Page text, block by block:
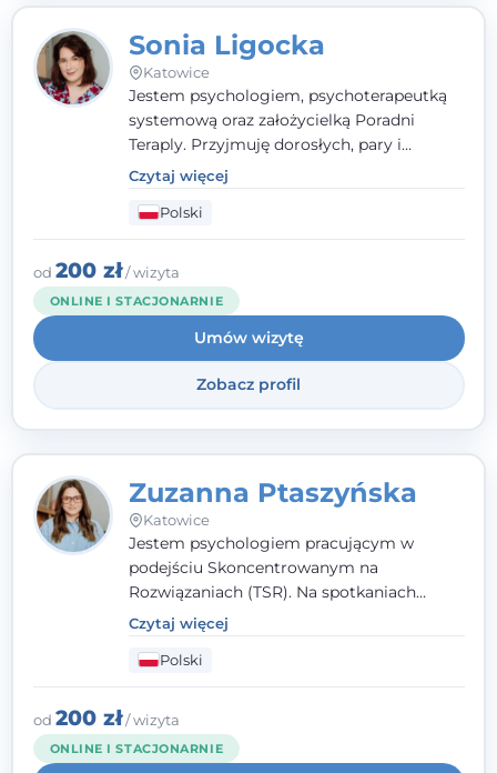
Sonia Ligocka
Katowice
Jestem psychologiem, psychoterapeutką
systemową oraz założycielką Poradni
Teraply. Przyjmuję dorosłych, pary i
rodziny, dobierając metody do
indywidualnych zasobów pacjenta. Wierzę
w drzemiące w Tobie zasoby, które
pozwolą Ci wyjść z kryzysu - a jeśli jeszcze
ich nie widzisz, pomogę Ci je odsłonić.
Czytaj więcej
Polski
od 200 zł/ wizyta
ONLINE I STACJONARNIE
Umów wizytę
Zobacz profil
Zuzanna Ptaszyńska
Katowice
Jestem psychologiem pracującym w
podejściu Skoncentrowanym na
Rozwiązaniach (TSR). Na spotkaniach
pracuję w sposób dopasowany do Ciebie -
nawet jeśli na starcie nie wiesz dokładnie,
czego potrzebujesz, odkrywamy to razem,
krok po kroku. Towarzyszę dorosłym oraz
młodzieży od 13. roku życia.
Czytaj więcej
Polski
od 200 zł/ wizyta
ONLINE I STACJONARNIE